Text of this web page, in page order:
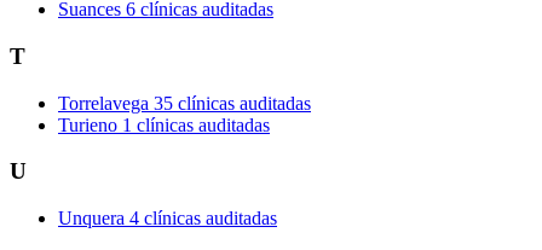
Suances 6 clínicas auditadas
T
Torrelavega 35 clínicas auditadas
Turieno 1 clínicas auditadas
U
Unquera 4 clínicas auditadas